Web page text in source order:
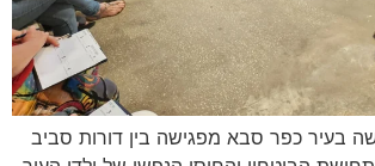
בעיר כפר סבא מפגישה בין דורות סביב